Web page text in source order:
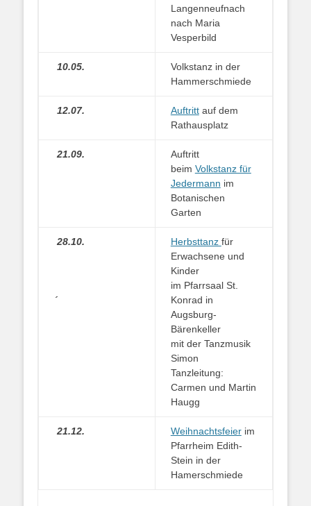
Langenneufnach
nach Maria
Vesperbild
10.05.
Volkstanz in der
Hammerschmiede
12.07. Auftrittauf dem
Rathausplatz
21.09.
Auftritt
beim Volkstanz für
Jedermann im
Botanischen
Garten
28.10.
´
Herbsttanz für
Erwachsene und
Kinder
im Pfarrsaal St.
Konrad in
Augsburg-
Bärenkeller
mit der Tanzmusik
Simon
Tanzleitung:
Carmen und Martin
Haugg
21.12. Weihnachtsfeierim
Pfarrheim Edith-
Stein in der
Hamerschmiede